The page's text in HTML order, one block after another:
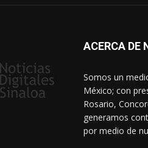
ACERCA DE
Somos un
México; con
Rosario,
generamos
por medio de